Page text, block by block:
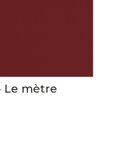
Le mètre